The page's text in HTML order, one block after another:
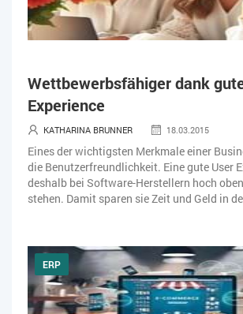
Wettbewerbsfähiger dank
Experience
KATHARINA BRUNNER 18.03.2015
Eines der wichtigsten Merkmale einer
die Benutzerfreundlichkeit. Eine gute User
deshalb bei Software-Herstellern hoch
stehen. Damit sparen sie Zeit und Geld in
ERP